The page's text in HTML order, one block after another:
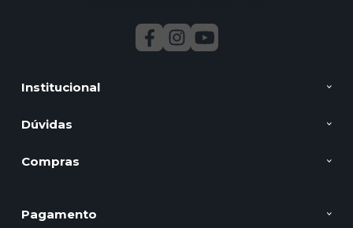
Institucional
Dúvidas
Compras
Pagamento